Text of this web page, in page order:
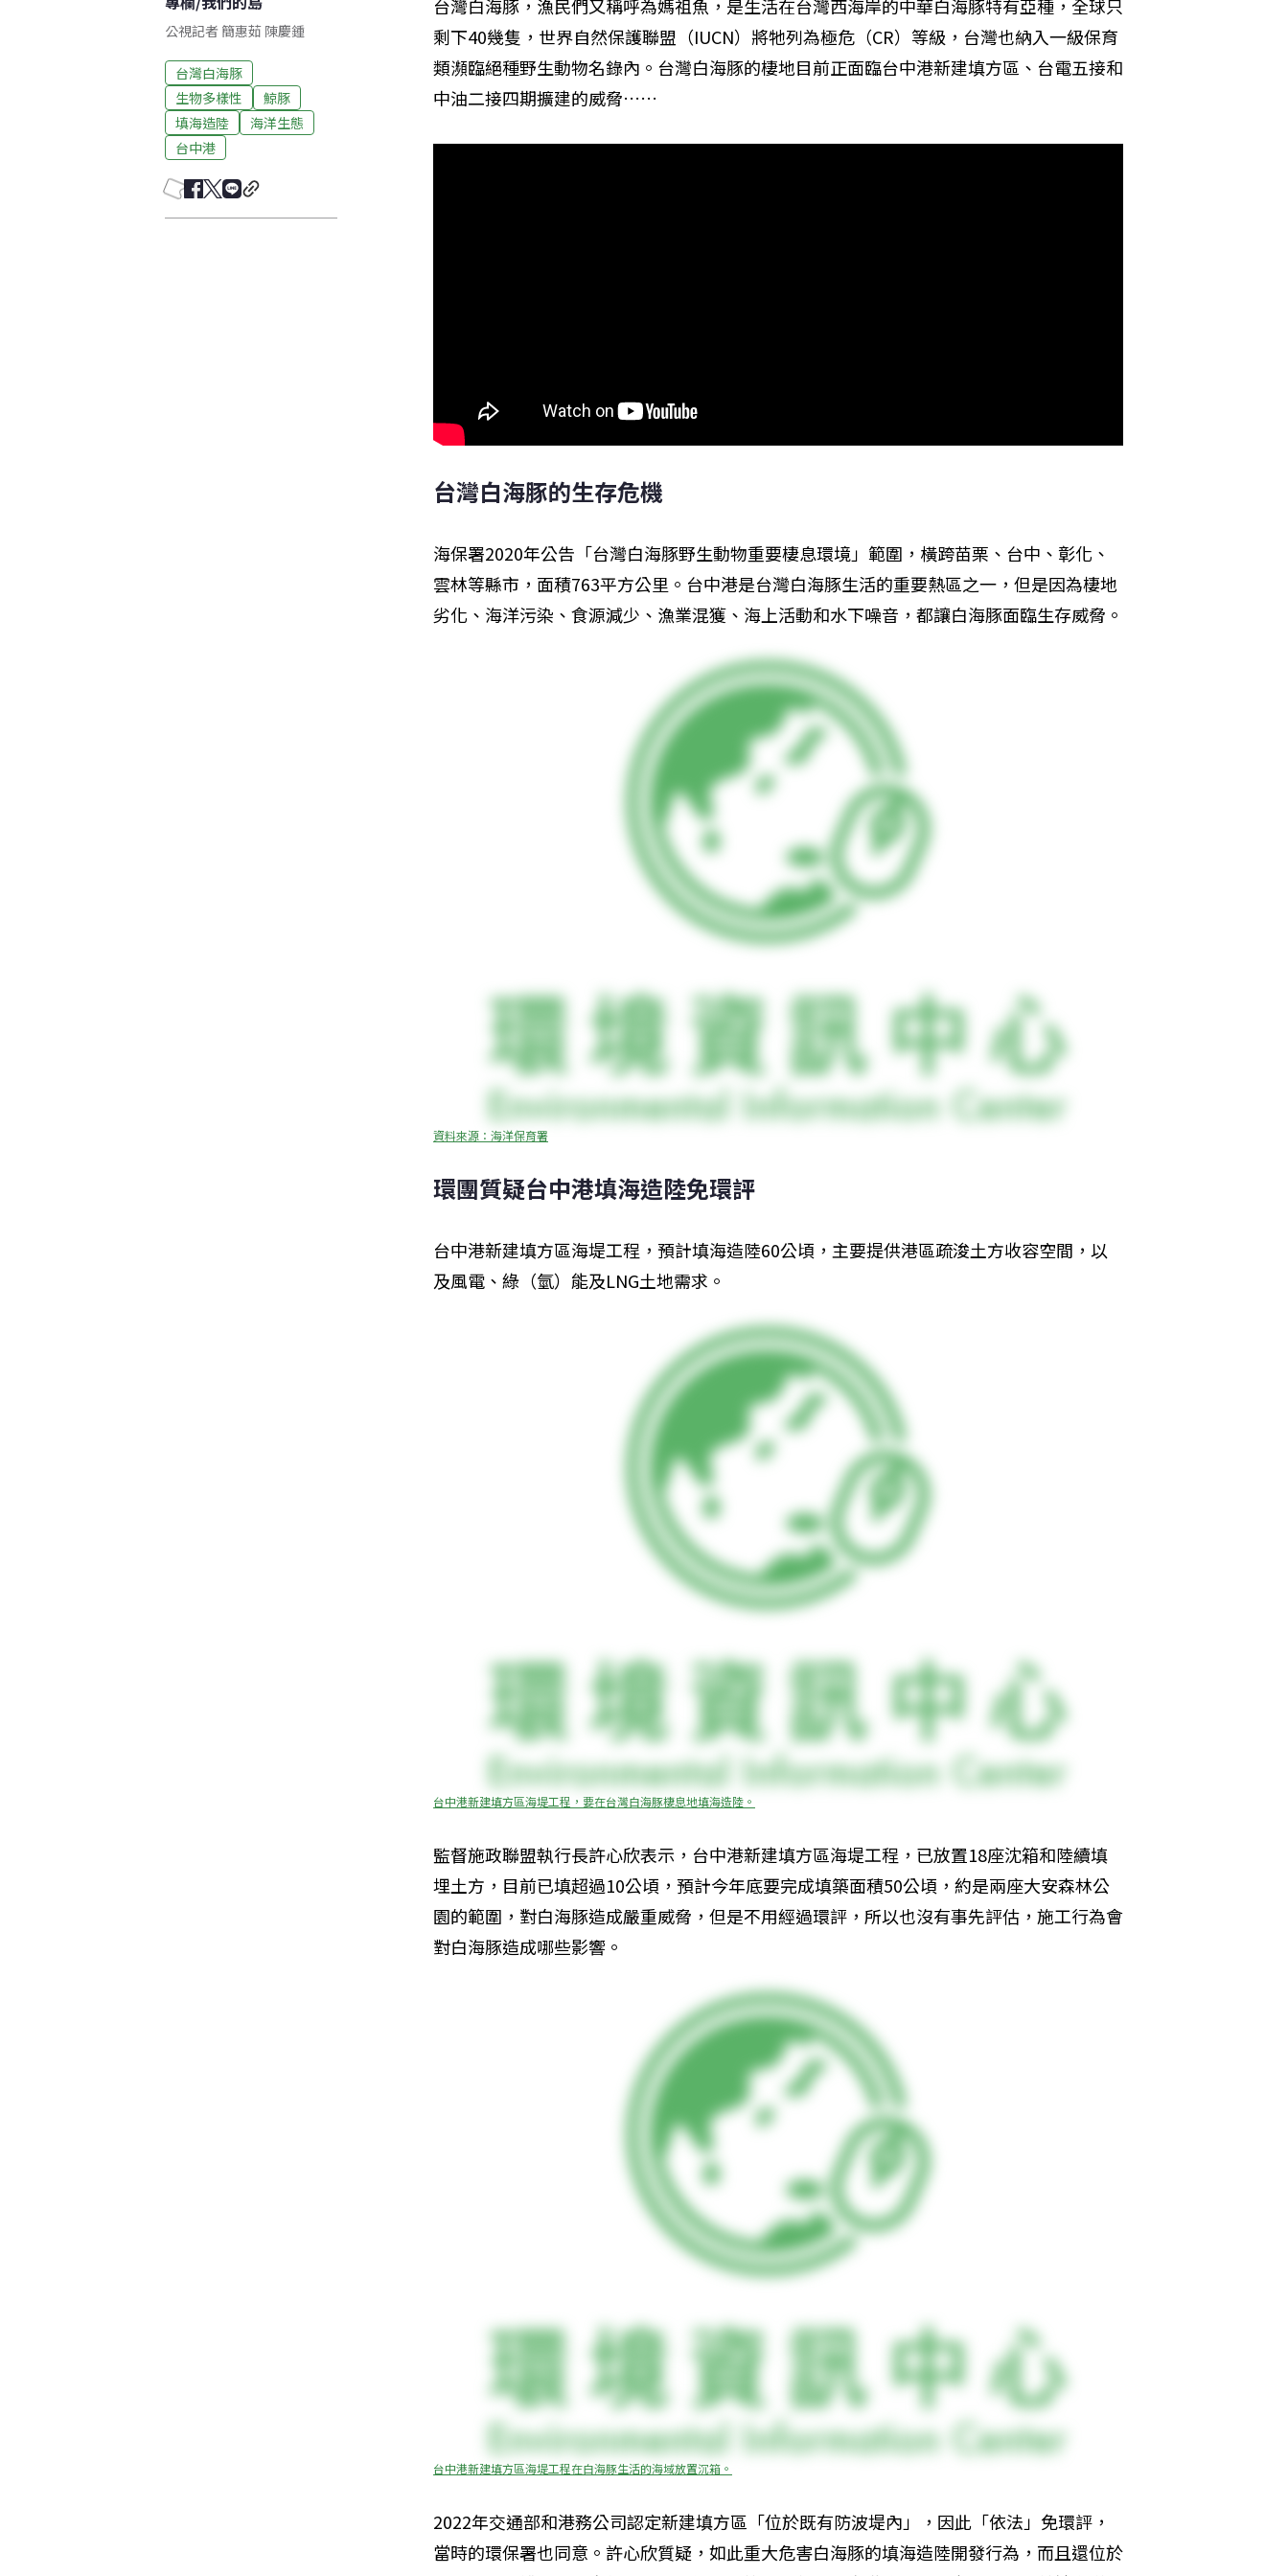
公視記者 簡惠茹 陳慶鍾
台灣白海豚
生物多樣性
鯨豚
填海造陸
海洋生態
台中港
台灣白海豚，漁民們又稱呼為媽祖魚，是生活在台灣西海岸的中華白海豚特有亞種，全球只
剩下40幾隻，世界自然保護聯盟（IUCN）將牠列為極危（CR）等級，台灣也納入一級保育
類瀕臨絕種野生動物名錄內。台灣白海豚的棲地目前正面臨台中港新建填方區、台電五接和
中油二接四期擴建的威脅……
台灣白海豚的生存危機
海保署2020年公告「台灣白海豚野生動物重要棲息環境」範圍，橫跨苗栗、台中、彰化、
雲林等縣市，面積763平方公里。台中港是台灣白海豚生活的重要熱區之一，但是因為棲地
劣化、海洋污染、食源減少、漁業混獲、海上活動和水下噪音，都讓白海豚面臨生存威脅。
資料來源：海洋保育署
環團質疑台中港填海造陸免環評
台中港新建填方區海堤工程，預計填海造陸60公頃，主要提供港區疏浚土方收容空間，以
及風電、綠（氫）能及LNG土地需求。
台中港新建填方區海堤工程，要在台灣白海豚棲息地填海造陸。
監督施政聯盟執行長許心欣表示，台中港新建填方區海堤工程，已放置18座沈箱和陸續填
埋土方，目前已填超過10公頃，預計今年底要完成填築面積50公頃，約是兩座大安森林公
園的範圍，對白海豚造成嚴重威脅，但是不用經過環評，所以也沒有事先評估，施工行為會
對白海豚造成哪些影響。
台中港新建填方區海堤工程在白海豚生活的海域放置沉箱。
2022年交通部和港務公司認定新建填方區「位於既有防波堤內」，因此「依法」免環評，
當時的環保署也同意。許心欣質疑，如此重大危害白海豚的填海造陸開發行為，而且還位於